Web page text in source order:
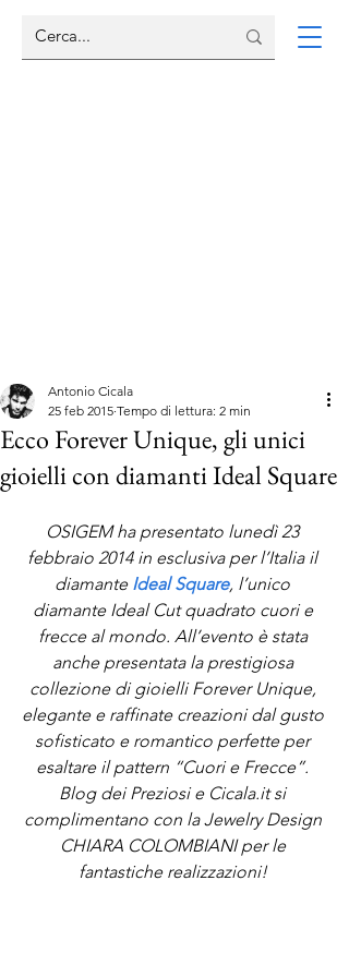
Ecco Forever Unique, gli unici
gioielli con diamanti Ideal Square
Antonio Cicala
25 feb 2015 Tempo di lettura: 2 min
OSIGEM ha presentato lunedì 23
febbraio 2014 in esclusiva per l’Italia il
diamante Ideal Square, l’unico
diamante Ideal Cut quadrato cuori e
frecce al mondo. All’evento è stata
anche presentata la prestigiosa
collezione di gioielli Forever Unique,
elegante e raffinate creazioni dal gusto
sofisticato e romantico perfette per
esaltare il pattern “Cuori e Frecce”.
Blog dei Preziosi e Cicala.it si
complimentano con la Jewelry Design
CHIARA COLOMBIANI per le
fantastiche realizzazioni!